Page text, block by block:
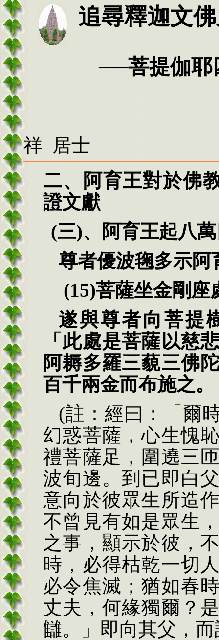
追尋釋迦文
──菩提伽耶四
祥 居士
二、阿育王對於佛
證文獻
(三)、
阿育王起八
尊者優波毱多示阿
(15)菩薩坐金剛座
遂與尊者向菩提
「此處是菩薩以慈
阿耨多羅三藐三佛
百千兩金而布施之。
(註：經曰：「爾
幻惑菩薩，心生愧
禮菩薩足，圍遶三
波旬邊。到已即白
意向於彼眾生所造
不曾見有如是眾生
之事，顯示於彼，
時，必得枯乾一切
必令焦滅；猶如春
丈夫，何緣獨爾？
讎。」即向其父，